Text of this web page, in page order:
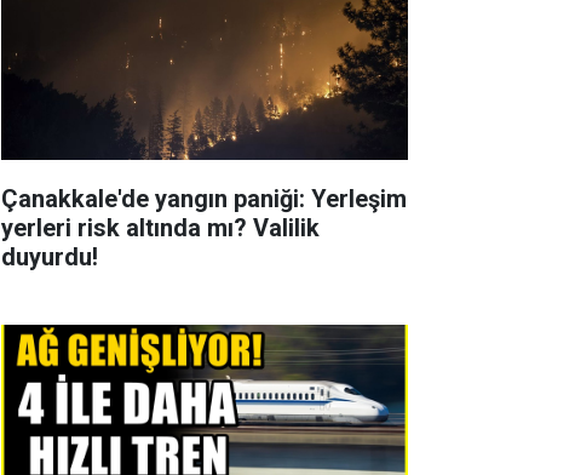
Çanakkale'de yangın paniği: Yerleşim
yerleri risk altında mı? Valilik
duyurdu!